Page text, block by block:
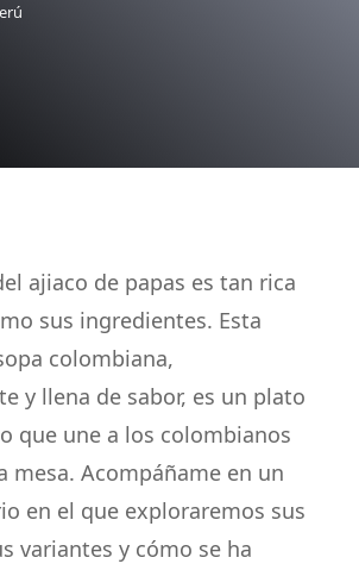
ajiaco de papas es tan rica
sus ingredientes. Esta
colombiana,
y llena de sabor, es un plato
que une a los colombianos
mesa. Acompáñame en un
en el que exploraremos sus
variantes y cómo se ha